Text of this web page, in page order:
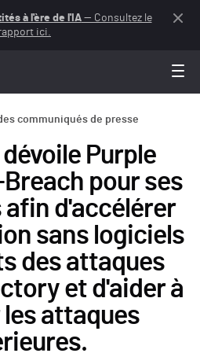
à l'ère de l'IA— Consultez le
ici.
communiqués de presse
Purple
pour ses
d'accélérer
sans logiciels
des attaques
et d'aider à
attaques